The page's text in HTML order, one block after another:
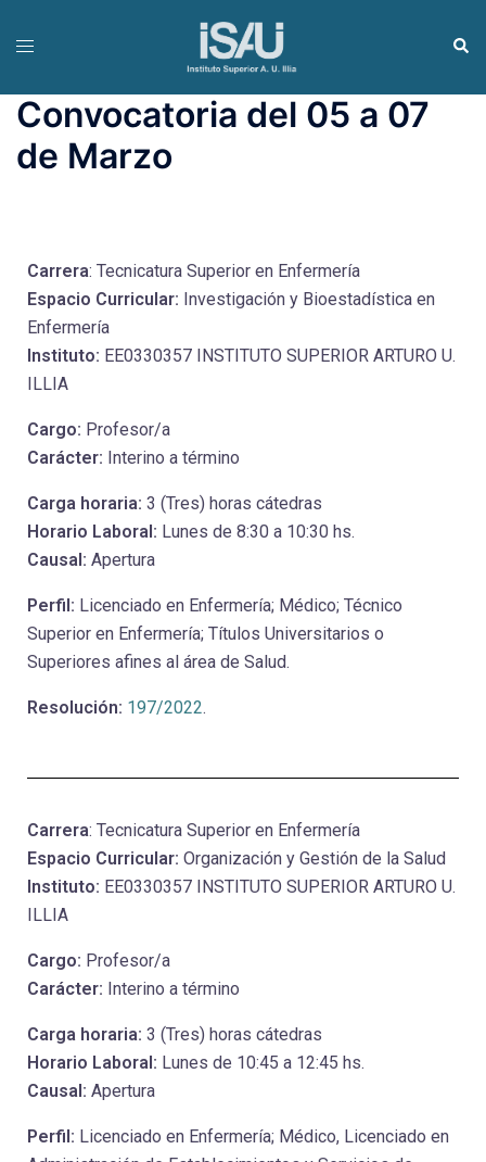
Convocatoria del 05 a 07
de Marzo
Carrera: Tecnicatura Superior en Enfermería
Espacio Curricular: Investigación y Bioestadística en
Enfermería
Instituto: EE0330357 INSTITUTO SUPERIOR ARTURO U.
ILLIA
Cargo: Profesor/a
Carácter: Interino a término
Carga horaria: 3 (Tres) horas cátedras
Horario Laboral: Lunes de 8:30 a 10:30 hs.
Causal: Apertura
Perfil: Licenciado en Enfermería; Médico; Técnico
Superior en Enfermería; Títulos Universitarios o
Superiores afines al área de Salud.
Resolución: 197/2022.
Carrera: Tecnicatura Superior en Enfermería
Espacio Curricular: Organización y Gestión de la Salud
Instituto: EE0330357 INSTITUTO SUPERIOR ARTURO U.
ILLIA
Cargo: Profesor/a
Carácter: Interino a término
Carga horaria: 3 (Tres) horas cátedras
Horario Laboral: Lunes de 10:45 a 12:45 hs.
Causal: Apertura
Perfil: Licenciado en Enfermería; Médico, Licenciado en